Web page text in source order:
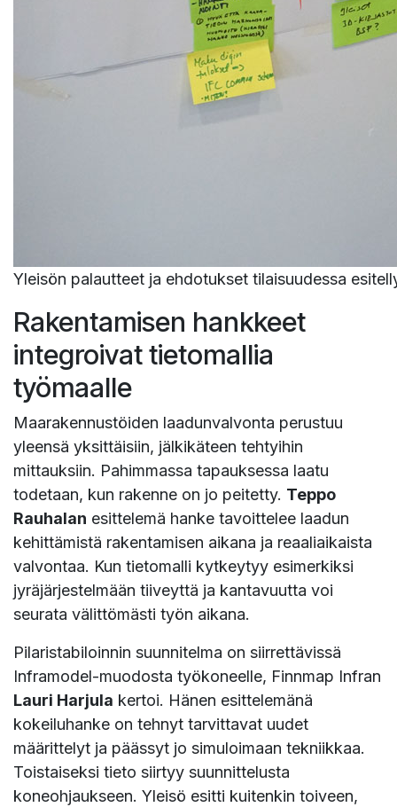
Yleisön palautteet ja ehdotukset tilaisuudessa
Rakentamisen hankkeet
integroivat tietomallia
työmaalle
Maarakennustöiden laadunvalvonta perustuu
yleensä yksittäisiin, jälkikäteen tehtyihin
mittauksiin. Pahimmassa tapauksessa laatu
todetaan, kun rakenne on jo peitetty. Teppo
Rauhalan esittelemä hanke tavoittelee laadun
kehittämistä rakentamisen aikana ja reaaliaikaista
valvontaa. Kun tietomalli kytkeytyy esimerkiksi
jyräjärjestelmään tiiveyttä ja kantavuutta voi
seurata välittömästi työn aikana.
Pilaristabiloinnin suunnitelma on siirrettävissä
Inframodel-muodosta työkoneelle, Finnmap Infran
Lauri Harjula kertoi. Hänen esittelemänä
kokeiluhanke on tehnyt tarvittavat uudet
määrittelyt ja päässyt jo simuloimaan tekniikkaa.
Toistaiseksi tieto siirtyy suunnittelusta
koneohjaukseen. Yleisö esitti kuitenkin toiveen,